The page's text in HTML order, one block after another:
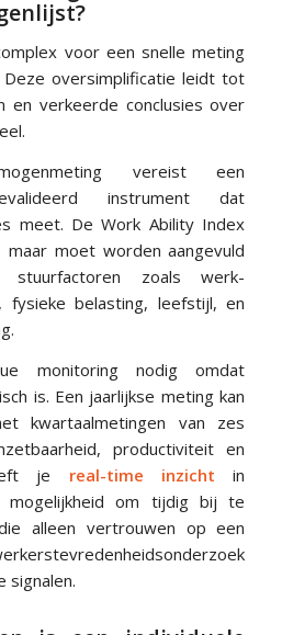
voor een snelle meting
oversimplificatie leidt tot
en verkeerde conclusies over
vereist een
instrument dat
meet. De Work Ability Index
moet worden aangevuld
zoals werk-
fysieke belasting, leefstijl, en
monitoring nodig omdat
is. Een jaarlijkse meting kan
kwartaalmetingen van zes
productiviteit en
je real-time inzicht in
mogelijkheid om tijdig bij te
alleen vertrouwen op een
signalen.